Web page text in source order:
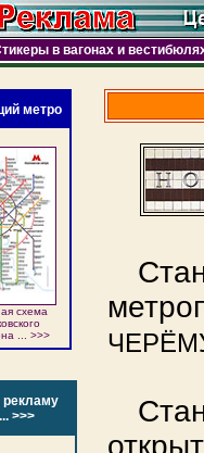
в вагонах и
метро
схема
... >>>
рекламу
>>>